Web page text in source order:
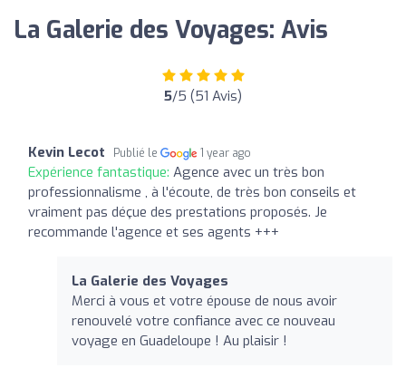
La Galerie des Voyages: Avis
5/5 (51 Avis)
Kevin Lecot Publié le 1 year ago
Expérience fantastique: Agence avec un très bon
professionnalisme , à l'écoute, de très bon conseils et
vraiment pas déçue des prestations proposés. Je
recommande l'agence et ses agents +++
La Galerie des Voyages
Merci à vous et votre épouse de nous avoir
renouvelé votre confiance avec ce nouveau
voyage en Guadeloupe ! Au plaisir !